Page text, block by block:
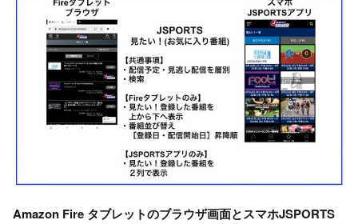
Amazon Fire タブレットのブラウザ画面とスマホJSPORTS